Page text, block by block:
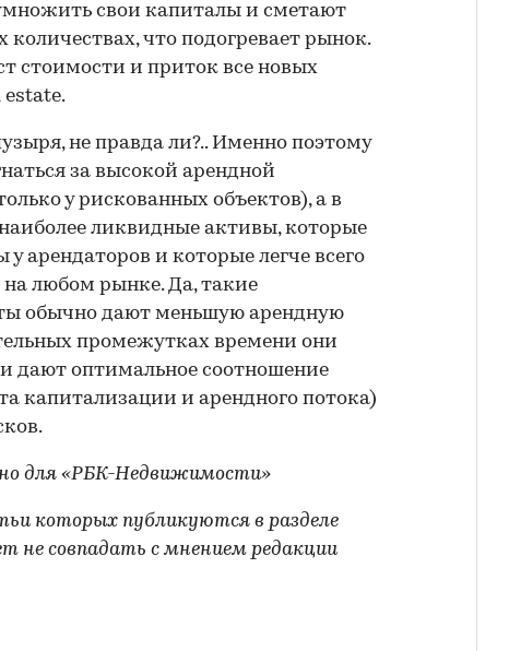
свои капиталы и сметают
что подогревает рынок.
стоимости и приток все новых
estate.
не правда ли?.. Именно поэтому
за высокой арендной
у рискованных объектов), а в
ликвидные активы, которые
у арендаторов и которые легче всего
любом рынке. Да, такие
обычно дают меньшую арендную
промежутках времени они
и дают оптимальное соотношение
капитализации и арендного потока)
для «РБК-Недвижимости»
которых публикуются в разделе
совпадать с мнением редакции